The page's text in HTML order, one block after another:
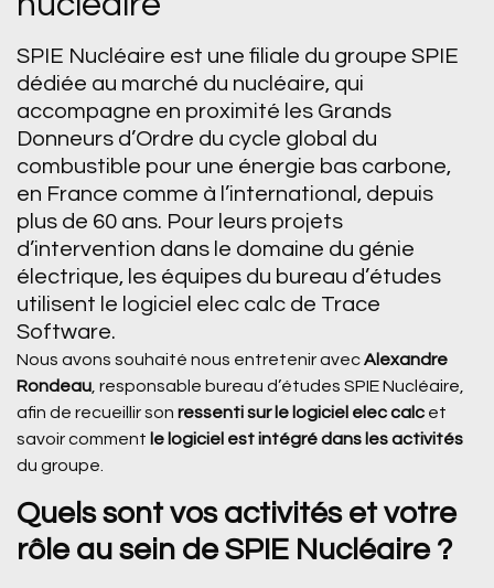
SPIE Nucléaire est une filiale du groupe SPIE
dédiée au marché du nucléaire, qui
accompagne en proximité les Grands
Donneurs d’Ordre du cycle global du
combustible pour une énergie bas carbone,
en France comme à l’international, depuis
plus de 60 ans. Pour leurs projets
d’intervention dans le domaine du génie
électrique, les équipes du bureau d’études
utilisent le logiciel elec calc de Trace
Software.
Nous avons souhaité nous entretenir avecAlexandre
Rondeau, responsable bureau d’études SPIE Nucléaire,
afin de recueillir son ressenti sur le logiciel elec calc et
savoir comment le logiciel est intégré dans les activités
du groupe.
Quels sont vos activités et votre
rôle au sein de SPIE Nucléaire ?